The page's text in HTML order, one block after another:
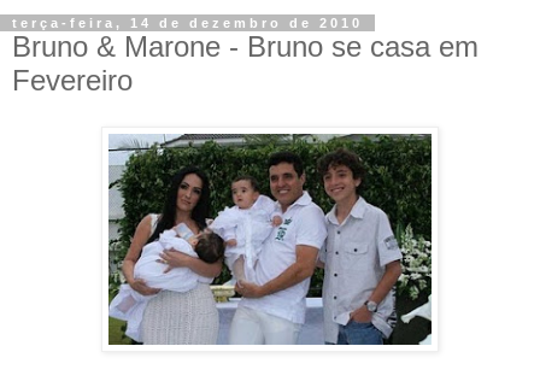
terça-feira, 14 de dezembro de 2010
Bruno & Marone - Bruno se casa em
Fevereiro